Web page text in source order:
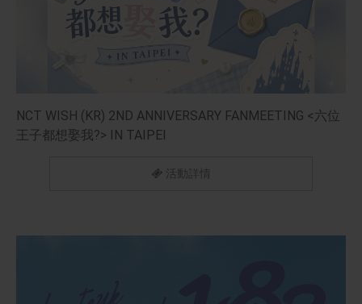
NCT WISH (KR) 2ND ANNIVERSARY FANMEETING <六位
王子都想娶我?> IN TAIPEI
活動詳情